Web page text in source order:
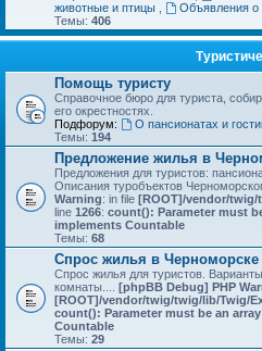
животные и птицы
Объявления о
Темы: 406
Помощь туристу
Справочное бюро для туриста,
его окрестностях.
Подфорум:
О пансионатах и
Темы: 194
Предложение жилья в
Предложения для туристов:
Описания туробъектов
Warning: in file [ROOT]/vendor/
line 1266: count(): Parameter must
implements Countable
Темы: 68
Спрос жилья в Черноморске
Спрос жилья для туристов.
комнаты.... [phpBB Debug] PHP
[ROOT]/vendor/twig/twig/lib/Twig/
count(): Parameter must be an
Countable
Темы: 29